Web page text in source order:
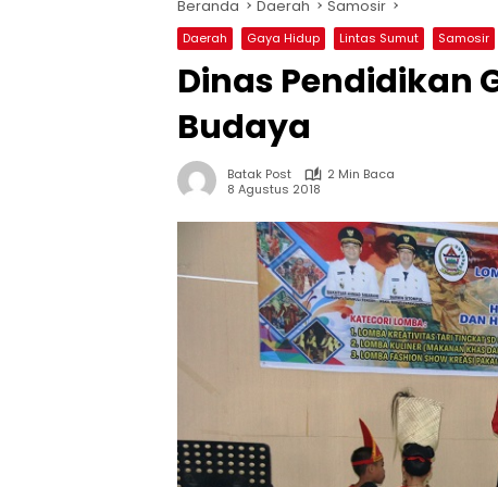
Beranda Daerah Samosir
Daerah Gaya Hidup Lintas Sumut Samosir
Dinas Pendidikan
Budaya
Batak Post
2 Min Baca
8 Agustus 2018